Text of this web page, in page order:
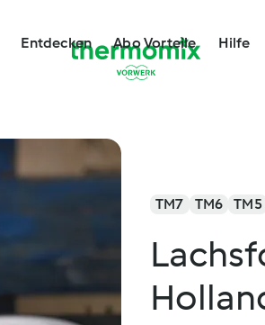
Entdecken Abo Vorteile Hilfe
TM7 TM6 TM5